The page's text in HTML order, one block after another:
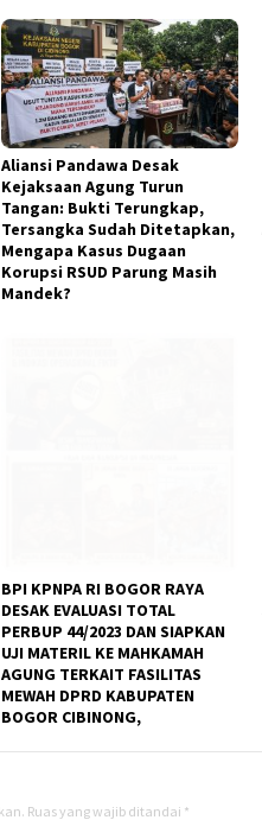
Aliansi Pandawa Desak
Kejaksaan Agung Turun
Tangan: Bukti Terungkap,
Tersangka Sudah Ditetapkan,
Mengapa Kasus Dugaan
Korupsi RSUD Parung Masih
Mandek?
BPI KPNPA RI BOGOR RAYA
DESAK EVALUASI TOTAL
PERBUP 44/2023 DAN SIAPKAN
BOGOR CIBINONG,